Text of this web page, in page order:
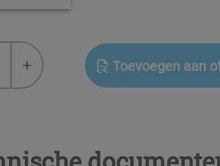
+ Toevoegen aan